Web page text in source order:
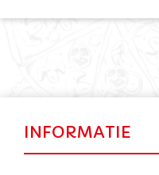
INFORMATIE